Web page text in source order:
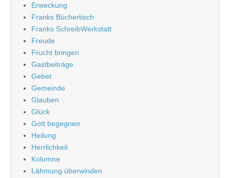
Erweckung
Franks Büchertisch
Franks SchreibWerkstatt
Freude
Frucht bringen
Gastbeiträge
Gebet
Gemeinde
Glauben
Glück
Gott begegnen
Heilung
Herrlichkeit
Kolumne
Lähmung überwinden